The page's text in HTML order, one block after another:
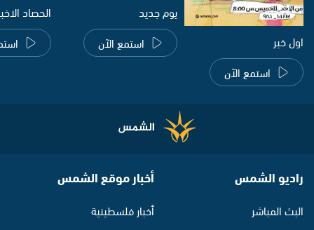
اول خبر
استمع الآن
يوم جديد
استمع الآن
الحصاد
راديو الشمس
البث المباشر
أخبار موقع الشمس
أخبار فلسطينية